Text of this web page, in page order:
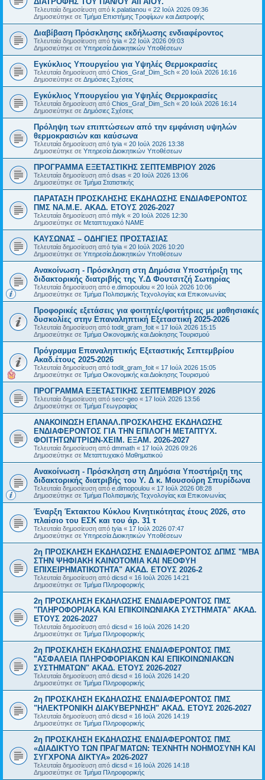
Τελευταία δημοσίευση από k.palatianou « 22 Ιούλ 2026 09:36
Δημοσιεύτηκε σε Τμήμα Επιστήμης Τροφίμων και Διατροφής
Διαβίβαση Πρόσκλησης εκδήλωσης ενδιαφέροντος
Τελευταία δημοσίευση από tyia « 22 Ιούλ 2026 09:03
Δημοσιεύτηκε σε Υπηρεσία Διοικητικών Υποθέσεων
Εγκύκλιος Υπουργείου για Υψηλές Θερμοκρασίες
Τελευταία δημοσίευση από Chios_Graf_Dim_Sch « 20 Ιούλ 2026 16:16
Δημοσιεύτηκε σε Δημόσιες Σχέσεις
Εγκύκλιος Υπουργείου για Υψηλές Θερμοκρασίες
Τελευταία δημοσίευση από Chios_Graf_Dim_Sch « 20 Ιούλ 2026 16:14
Δημοσιεύτηκε σε Δημόσιες Σχέσεις
Πρόληψη των επιπτώσεων από την εμφάνιση υψηλών
θερμοκρασιών και καύσωνα
Τελευταία δημοσίευση από tyia « 20 Ιούλ 2026 13:38
Δημοσιεύτηκε σε Υπηρεσία Διοικητικών Υποθέσεων
ΠΡΟΓΡΑΜΜΑ ΕΞΕΤΑΣΤΙΚΗΣ ΣΕΠΤΕΜΒΡΙΟΥ 2026
Τελευταία δημοσίευση από dsas « 20 Ιούλ 2026 13:06
Δημοσιεύτηκε σε Τμήμα Στατιστικής
ΠΑΡΑΤΑΣΗ ΠΡΟΣΚΛΗΣΗΣ ΕΚΔΗΛΩΣΗΣ ΕΝΔΙΑΦΕΡΟΝΤΟΣ
ΠΜΣ ΝΑ.Μ.Ε. ΑΚΑΔ. ΕΤΟΥΣ 2026-2027
Τελευταία δημοσίευση από mlyk « 20 Ιούλ 2026 12:30
Δημοσιεύτηκε σε Μεταπτυχιακό ΝΑΜΕ
ΚΑΥΣΩΝΑΣ – ΟΔΗΓΙΕΣ ΠΡΟΣΤΑΣΙΑΣ
Τελευταία δημοσίευση από tyia « 20 Ιούλ 2026 10:20
Δημοσιεύτηκε σε Υπηρεσία Διοικητικών Υποθέσεων
Ανακοίνωση - Πρόσκληση στη Δημόσια Υποστήριξη της
διδακτορικής διατριβής της Υ.Δ Φουτσιτζή Σωτηρίας
Τελευταία δημοσίευση από e.dimopoulou « 20 Ιούλ 2026 10:06
Δημοσιεύτηκε σε Τμήμα Πολιτισμικής Τεχνολογίας και Επικοινωνίας
Προφορικές εξετάσεις για φοιτητές/φοιτήτριες με μαθησιακές
δυσκολίες στην Επαναληπτική Εξεταστική 2025-2026
Τελευταία δημοσίευση από todit_gram_foit « 17 Ιούλ 2026 15:15
Δημοσιεύτηκε σε Τμήμα Οικονομικής και Διοίκησης Τουρισμού
Πρόγραμμα Επαναληπτικής Εξεταστικής Σεπτεμβρίου
Ακαδ.έτους 2025-2026
Τελευταία δημοσίευση από todit_gram_foit « 17 Ιούλ 2026 15:05
Δημοσιεύτηκε σε Τμήμα Οικονομικής και Διοίκησης Τουρισμού
ΠΡΟΓΡΑΜΜΑ ΕΞΕΤΑΣΤΙΚΗΣ ΣΕΠΤΕΜΒΡΙΟΥ 2026
Τελευταία δημοσίευση από secr-geo « 17 Ιούλ 2026 13:56
Δημοσιεύτηκε σε Τμήμα Γεωγραφίας
ΑΝΑΚΟΙΝΩΣΗ ΕΠΑΝΑΛ.ΠΡΟΣΚΛΗΣΗΣ ΕΚΔΗΛΩΣΗΣ
ΕΝΔΙΑΦΕΡΟΝΤΟΣ ΓΙΑ ΤΗΝ ΕΠΙΛΟΓΗ ΜΕΤΑΠΤΥΧ.
ΦΟΙΤΗΤΩΝ/ΤΡΙΩΝ-ΧΕΙΜ. ΕΞΑΜ. 2026-2027
Τελευταία δημοσίευση από dmmath « 17 Ιούλ 2026 09:26
Δημοσιεύτηκε σε Μεταπτυχιακό Μαθηματικού
Ανακοίνωση - Πρόσκληση στη Δημόσια Υποστήριξη της
διδακτορικής διατριβής του Υ. Δ κ. Μουσούρη Σπυρίδωνα
Τελευταία δημοσίευση από e.dimopoulou « 17 Ιούλ 2026 08:28
Δημοσιεύτηκε σε Τμήμα Πολιτισμικής Τεχνολογίας και Επικοινωνίας
Έναρξη Έκτακτου Κύκλου Κινητικότητας έτους 2026, στο
πλαίσιο του ΕΣΚ και του άρ. 31 τ
Τελευταία δημοσίευση από tyia « 17 Ιούλ 2026 07:47
Δημοσιεύτηκε σε Υπηρεσία Διοικητικών Υποθέσεων
2η ΠΡΟΣΚΛΗΣΗ ΕΚΔΗΛΩΣΗΣ ΕΝΔΙΑΦΕΡΟΝΤΟΣ ΔΠΜΣ "ΜΒΑ
ΣΤΗΝ ΨΗΦΙΑΚΗ ΚΑΙΝΟΤΟΜΙΑ ΚΑΙ ΝΕΟΦΥΗ
ΕΠΙΧΕΙΡΗΜΑΤΙΚΟΤΗΤΑ" ΑΚΑΔ. ΕΤΟΥΣ 2026-2
Τελευταία δημοσίευση από dicsd « 16 Ιούλ 2026 14:21
Δημοσιεύτηκε σε Τμήμα Πληροφορικής
2η ΠΡΟΣΚΛΗΣΗ ΕΚΔΗΛΩΣΗΣ ΕΝΔΙΑΦΕΡΟΝΤΟΣ ΠΜΣ
"ΠΛΗΡΟΦΟΡΙΑΚΑ ΚΑΙ ΕΠΙΚΟΙΝΩΝΙΑΚΑ ΣΥΣΤΗΜΑΤΑ" ΑΚΑΔ.
ΕΤΟΥΣ 2026-2027
Τελευταία δημοσίευση από dicsd « 16 Ιούλ 2026 14:20
Δημοσιεύτηκε σε Τμήμα Πληροφορικής
2η ΠΡΟΣΚΛΗΣΗ ΕΚΔΗΛΩΣΗΣ ΕΝΔΙΑΦΕΡΟΝΤΟΣ ΠΜΣ
"ΑΣΦΑΛΕΙΑ ΠΛΗΡΟΦΟΡΙΑΚΩΝ ΚΑΙ ΕΠΙΚΟΙΝΩΝΙΑΚΩΝ
ΣΥΣΤΗΜΑΤΩΝ" ΑΚΑΔ. ΕΤΟΥΣ 2026-2027
Τελευταία δημοσίευση από dicsd « 16 Ιούλ 2026 14:20
Δημοσιεύτηκε σε Τμήμα Πληροφορικής
2η ΠΡΟΣΚΛΗΣΗ ΕΚΔΗΛΩΣΗΣ ΕΝΔΙΑΦΕΡΟΝΤΟΣ ΠΜΣ
"ΗΛΕΚΤΡΟΝΙΚΗ ΔΙΑΚΥΒΕΡΝΗΣΗ" ΑΚΑΔ. ΕΤΟΥΣ 2026-2027
Τελευταία δημοσίευση από dicsd « 16 Ιούλ 2026 14:19
Δημοσιεύτηκε σε Τμήμα Πληροφορικής
2η ΠΡΟΣΚΛΗΣΗ ΕΚΔΗΛΩΣΗΣ ΕΝΔΙΑΦΕΡΟΝΤΟΣ ΠΜΣ
«ΔΙΑΔΙΚΤΥΟ ΤΩΝ ΠΡΑΓΜΑΤΩΝ: ΤΕΧΝΗΤΗ ΝΟΗΜΟΣΥΝΗ ΚΑΙ
ΣΥΓΧΡΟΝΑ ΔΙΚΤΥΑ» 2026-2027
Τελευταία δημοσίευση από dicsd « 16 Ιούλ 2026 14:18
Δημοσιεύτηκε σε Τμήμα Πληροφορικής